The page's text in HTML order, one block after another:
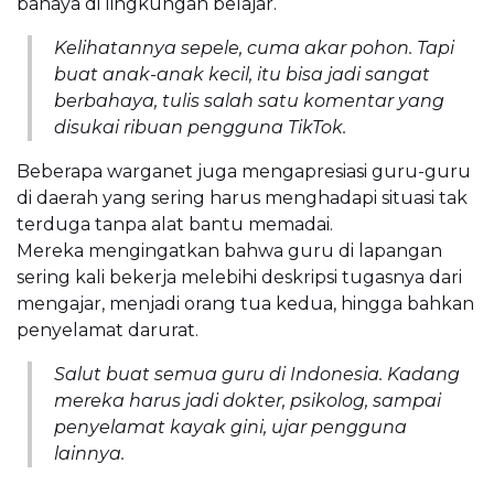
Kelihatannya sepele, cuma akar pohon. Tapi
buat anak-anak kecil, itu bisa jadi sangat
berbahaya, tulis salah satu komentar yang
disukai ribuan pengguna TikTok.
Beberapa warganet juga mengapresiasi guru-guru
di daerah yang sering harus menghadapi situasi tak
terduga tanpa alat bantu memadai.
Mereka mengingatkan bahwa guru di lapangan
sering kali bekerja melebihi deskripsi tugasnya dari
mengajar, menjadi orang tua kedua, hingga bahkan
penyelamat darurat.
Salut buat semua guru di Indonesia. Kadang
mereka harus jadi dokter, psikolog, sampai
penyelamat kayak gini, ujar pengguna
lainnya.